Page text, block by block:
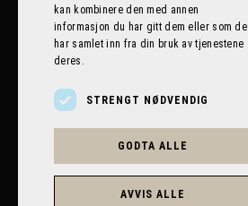
POWERED BY EMPORI CMS
kan kombinere den med annen
informasjon du har gitt dem eller som de
har samlet inn fra din bruk av tjenestene
deres.
STRENGT NØDVENDIG
GODTA ALLE
AVVIS ALLE